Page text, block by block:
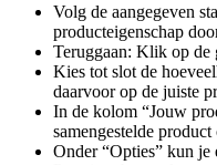
Volg de aangegeven
producteigenschap
Teruggaan: Klik op de
Kies tot slot de
daarvoor op de juiste
In de kolom “Jouw
samengestelde
Onder “Opties” kun je